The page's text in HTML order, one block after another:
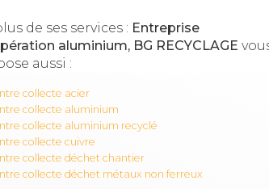
de ses services : Entreprise
aluminium, BG RECYCLAGE
aussi :
collecte acier
collecte aluminium
collecte aluminium recyclé
collecte cuivre
collecte déchet chantier
collecte déchet métaux non ferreux